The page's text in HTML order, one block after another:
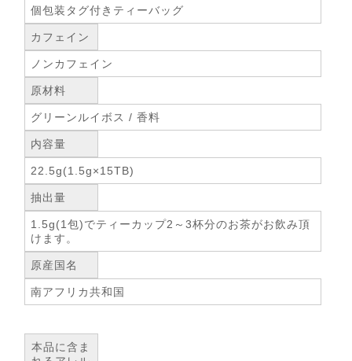
個包装タグ付きティーバッグ
カフェイン
ノンカフェイン
原材料
グリーンルイボス / 香料
内容量
22.5g(1.5g×15TB)
抽出量
1.5g(1包)でティーカップ2～3杯分のお茶がお飲み頂
けます。
原産国名
南アフリカ共和国
本品に含ま